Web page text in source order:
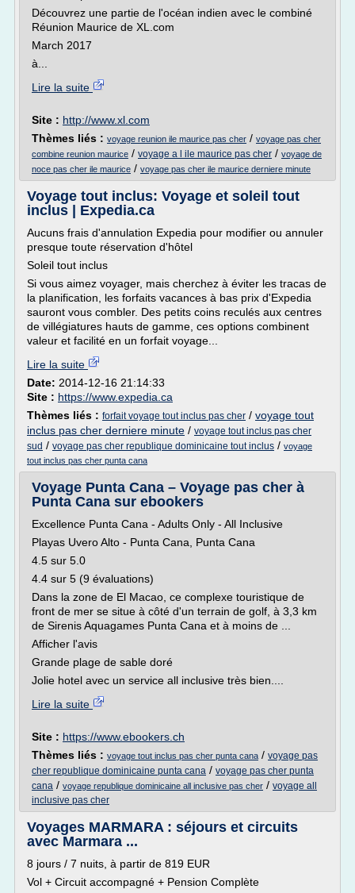
Découvrez une partie de l'océan indien avec le combiné
Réunion Maurice de XL.com
March 2017
à...
Lire la suite
Site : http://www.xl.com
Thèmes liés : voyage reunion ile maurice pas cher / voyage pas cher
combine reunion maurice / voyage a l ile maurice pas cher / voyage de
noce pas cher ile maurice / voyage pas cher ile maurice derniere minute
Voyage tout inclus: Voyage et soleil tout
inclus | Expedia.ca
Aucuns frais d'annulation Expedia pour modifier ou annuler
presque toute réservation d'hôtel
Soleil tout inclus
Si vous aimez voyager, mais cherchez à éviter les tracas de
la planification, les forfaits vacances à bas prix d'Expedia
sauront vous combler. Des petits coins reculés aux centres
de villégiatures hauts de gamme, ces options combinent
valeur et facilité en un forfait voyage...
Lire la suite
Date: 2014-12-16 21:14:33
Site : https://www.expedia.ca
Thèmes liés : forfait voyage tout inclus pas cher / voyage tout
inclus pas cher derniere minute / voyage tout inclus pas cher
sud / voyage pas cher republique dominicaine tout inclus / voyage
tout inclus pas cher punta cana
Voyage Punta Cana – Voyage pas cher à
Punta Cana sur ebookers
Excellence Punta Cana - Adults Only - All Inclusive
Playas Uvero Alto - Punta Cana, Punta Cana
4.5 sur 5.0
4.4 sur 5 (9 évaluations)
Dans la zone de El Macao, ce complexe touristique de
front de mer se situe à côté d'un terrain de golf, à 3,3 km
de Sirenis Aquagames Punta Cana et à moins de ...
Afficher l'avis
Grande plage de sable doré
Jolie hotel avec un service all inclusive très bien....
Lire la suite
Site : https://www.ebookers.ch
Thèmes liés : voyage tout inclus pas cher punta cana / voyage pas
cher republique dominicaine punta cana / voyage pas cher punta
cana / voyage republique dominicaine all inclusive pas cher / voyage all
inclusive pas cher
Voyages MARMARA : séjours et circuits
avec Marmara ...
8 jours / 7 nuits, à partir de 819 EUR
Vol + Circuit accompagné + Pension Complète